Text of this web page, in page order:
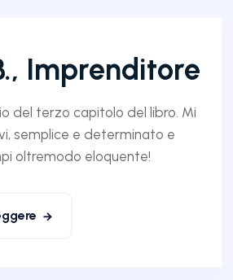
Imprenditore
del terzo capitolo del libro. Mi
semplice e determinato e
oltremodo eloquente!